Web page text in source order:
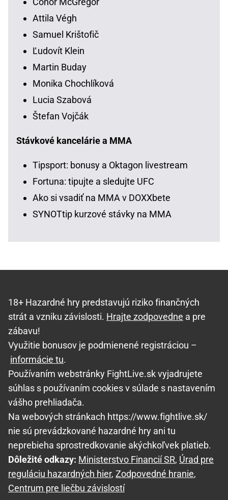
Attila Végh
Samuel Krištofič
Ľudovít Klein
Martin Buday
Monika Chochlíková
Lucia Szabová
Štefan Vojčák
Stávkové kancelárie a MMA
Tipsport: bonusy a Oktagon livestream
Fortuna: tipujte a sledujte UFC
Ako si vsadiť na MMA v DOXXbete
SYNOTtip kurzové stávky na MMA
18+ Hazardné hry predstavujú riziko finančných
strát a vzniku závislosti. Hrajte zodpovedne a pre
zábavu!
Využitie bonusov je podmienené registráciou –
informácie tu.
Používaním webstránky FightLive.sk vyjadrujete
súhlas s používaním cookies v súlade s nastavením
vášho prehliadača.
Na webových stránkach https://www.fightlive.sk/
nie sú prevádzkované hazardné hry ani tu
neprebieha sprostredkovanie akýchkoľvek platieb.
Dôležité odkazy: Ministerstvo Financií SR, Úrad pre
reguláciu hazardných hier, Zodpovedné hranie,
Centrum pre liečbu závislostí